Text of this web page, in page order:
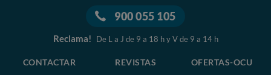
900 055 105
Reclama! De L a J de 9 a 18 h y V de 9 a 14 h
CONTACTAR REVISTAS OFERTAS-OCU